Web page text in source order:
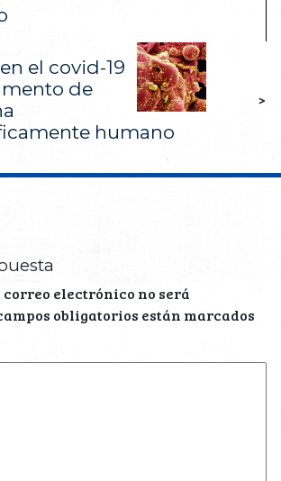
el covid-19
de
humano
>
correo electrónico no será
obligatorios están marcados